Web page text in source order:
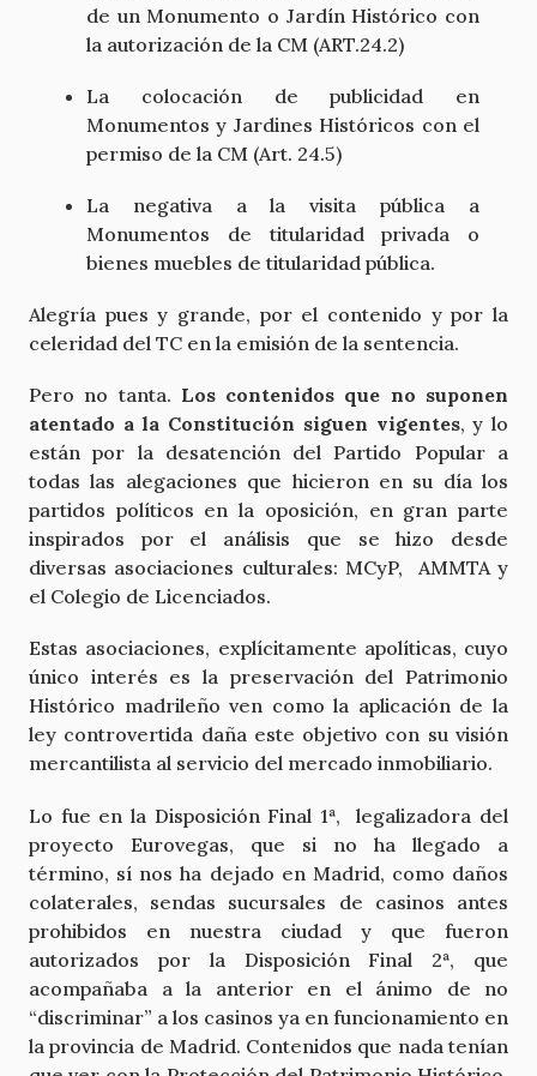
de un Monumento o Jardín Histórico con
la autorización de la CM (ART.24.2)
La colocación de publicidad en
Monumentos y Jardines Históricos con el
permiso de la CM (Art. 24.5)
La negativa a la visita pública a
Monumentos de titularidad privada o
bienes muebles de titularidad pública.
Alegría pues y grande, por el contenido y por la
celeridad del TC en la emisión de la sentencia.
Pero no tanta. Los contenidos que no suponen
atentado a la Constitución siguen vigentes, y lo
están por la desatención del Partido Popular a
todas las alegaciones que hicieron en su día los
partidos políticos en la oposición, en gran parte
inspirados por el análisis que se hizo desde
diversas asociaciones culturales: MCyP, AMMTA y
el Colegio de Licenciados.
Estas asociaciones, explícitamente apolíticas, cuyo
único interés es la preservación del Patrimonio
Histórico madrileño ven como la aplicación de la
ley controvertida daña este objetivo con su visión
mercantilista al servicio del mercado inmobiliario.
Lo fue en la Disposición Final 1ª, legalizadora del
proyecto Eurovegas, que si no ha llegado a
término, sí nos ha dejado en Madrid, como daños
colaterales, sendas sucursales de casinos antes
prohibidos en nuestra ciudad y que fueron
autorizados por la Disposición Final 2ª, que
acompañaba a la anterior en el ánimo de no
“discriminar” a los casinos ya en funcionamiento en
la provincia de Madrid. Contenidos que nada tenían